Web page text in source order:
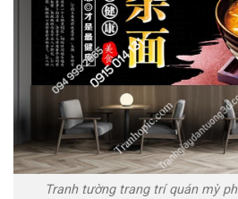
Tranh tường trang trí quán mỳ